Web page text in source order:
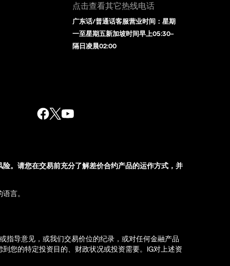
点击查看其它热线电话
广东话/普通话客服营业时间：星期
一至星期五新加坡时间早上05:30–
隔日凌晨02:00
。请您在交易前充分了解差价合约产品的运作方式，并
言。
指导意见，或我们交易价位的纪录，或对任何金融产品
您的特定投资目的、财政状况或投资需要。IG对上述资